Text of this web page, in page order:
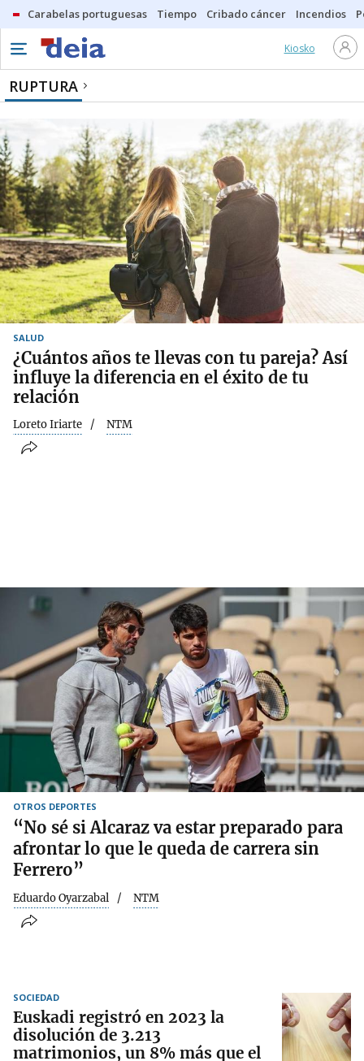
Carabelas portuguesas Tiempo Cribado cáncer Incendios
Kiosko
RUPTURA
SALUD
¿Cuántos años te llevas con tu pareja? Así
influye la diferencia en el éxito de tu
relación
Loreto Iriarte NTM
OTROS DEPORTES
“No sé si Alcaraz va estar preparado para
afrontar lo que le queda de carrera sin
Ferrero”
Eduardo Oyarzabal NTM
SOCIEDAD
Euskadi registró en 2023 la
disolución de 3.213
matrimonios, un 8% más que el